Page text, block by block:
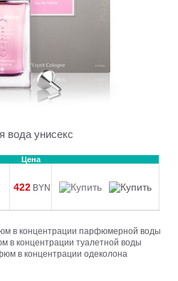
вода унисекс
Цена
422 BYN
в концентрации парфюмерной воды
в концентрации туалетной воды
в концентрации одеколона